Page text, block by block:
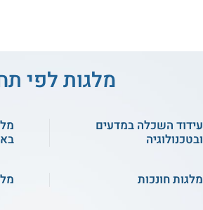
מלגות לפי
עידוד השכלה במדעים
ובטכנולוגיה
מלגות חונכות